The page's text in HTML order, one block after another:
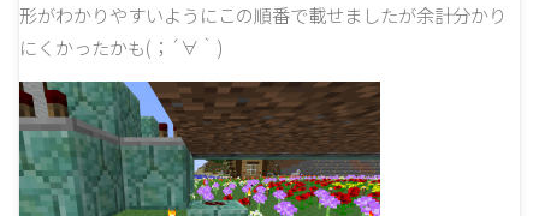
形がわかりやすいようにこの順番で載せましたが余計分かり
にくかったかも(；´∀｀)